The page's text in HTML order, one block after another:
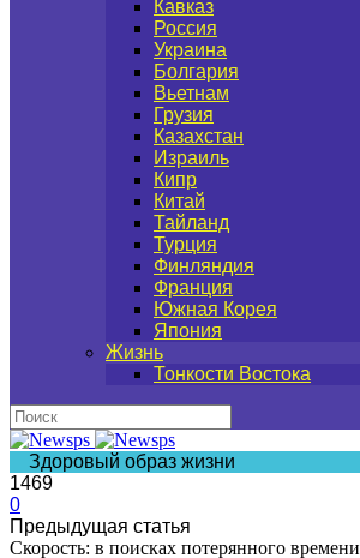
Кавказ
Россия
Украина
Болгария
Вьетнам
Грузия
Казахстан
Израиль
Кипр
Китай
Тайланд
Турция
Финляндия
Франция
Южная Корея
Япония
Жизнь
Тонкости Востока
Здоровый образ жизни
1469
0
Предыдущая статья
Скорость: в поисках потерянного времени